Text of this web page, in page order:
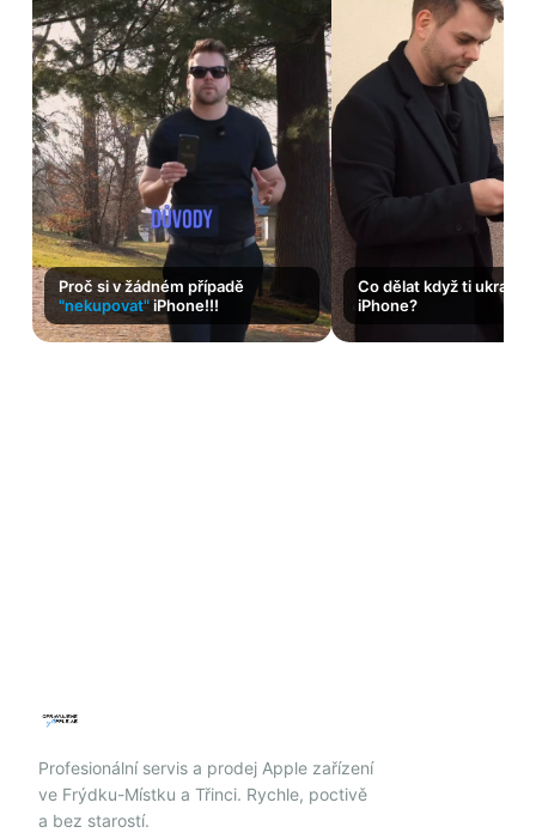
Proč si v žádném případě
"nekupovat"iPhone!!!
Co dělat když ti
iPhone?
Profesionální servis a prodej Apple zařízení
ve Frýdku-Místku a Třinci. Rychle, poctivě
a bez starostí.